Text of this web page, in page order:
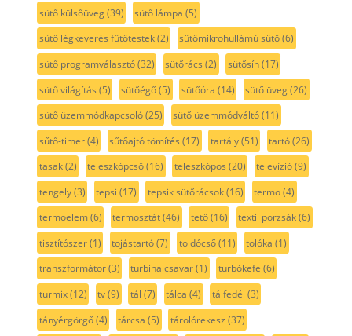
sütő külsőüveg(39) sütő lámpa (5)
sütő légkeverés fűtőtestek(2) sütőmikrohullámú sütő(6)
sütő programválasztó(32) sütőrács (2) sütősín(17)
sütő világítás (5) sütőégő(5) sütőóra (14) sütő üveg(26)
sütő üzemmódkapcsoló(25) sütő üzemmódváltó(11)
sűtő-timer(4) sűtőajtó tömítés (17) tartály(51) tartó(26)
tasak(2) teleszkópcső(16) teleszkópos (20) televízió(9)
tengely(3) tepsi (17) tepsik sütőrácsok(16) termo(4)
termoelem(6) termosztát(46) tető(16) textil porzsák(6)
tisztítószer(1) tojástartó(7) toldócső(11) tolóka (1)
transzformátor(3) turbina csavar(1) turbókefe (6)
turmix(12) tv(9) tál (7) tálca (4) tálfedél (3)
tányérgörgő(4) tárcsa (5) tárolórekesz (37)